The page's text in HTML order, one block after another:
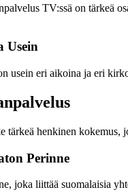
TV:ssä on tärkeä
Usein
usein eri aikoina ja eri
tärkeä henkinen
Perinne
joka liittää suomalaisia